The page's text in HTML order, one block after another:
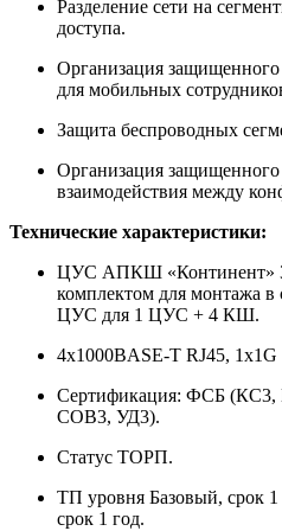
Разделение сети на
доступа.
Организация защищенного
для мобильных
Защита беспроводных
Организация защищенного
взаимодействия между
Технические характеристики:
ЦУС АПКШ «Континент»
комплектом для монтажа в
ЦУС для 1 ЦУС + 4 КШ.
4x1000BASE-T RJ45, 1x1G
Сертификация: ФСБ
СОВ3, УД3).
Статус ТОРП.
ТП уровня Базовый, срок 1
срок 1 год.